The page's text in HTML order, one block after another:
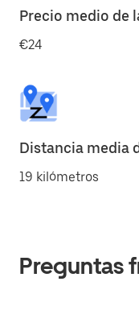
Precio medio de
€24
Distancia media
19 kilómetros
Preguntas